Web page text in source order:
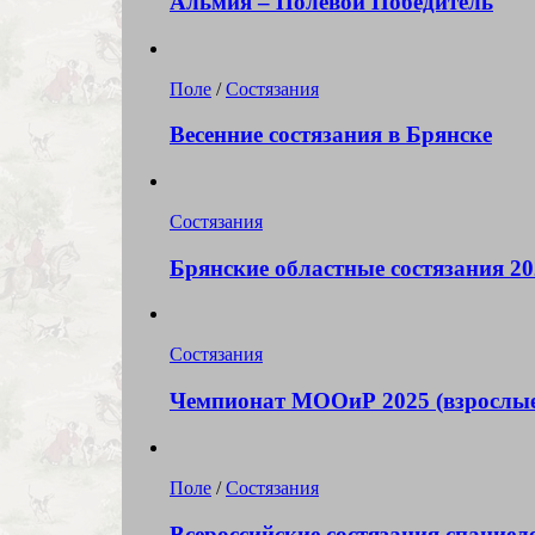
Поле /Состязания
Весенние состязания в Брянске
Состязания
Брянские областные состязания
Состязания
Чемпионат МООиР 2025
Поле /Состязания